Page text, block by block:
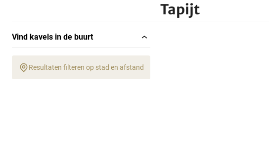
Tapijt
Vind kavels in de buurt
Resultaten filteren op stad en afstand